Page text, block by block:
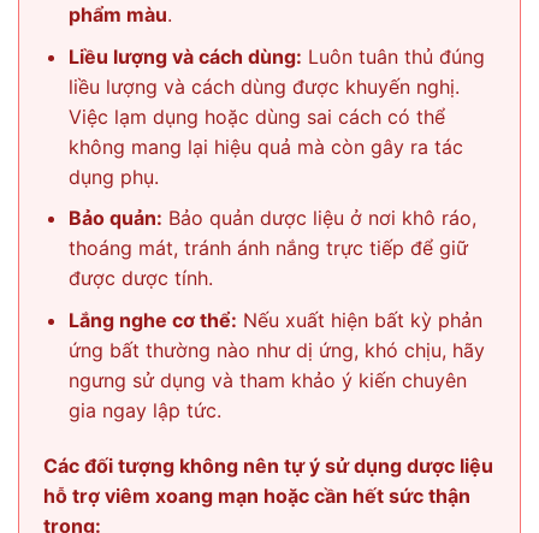
phẩm màu.
Liều lượng và cách dùng: Luôn tuân thủ đúng
liều lượng và cách dùng được khuyến nghị.
Việc lạm dụng hoặc dùng sai cách có thể
không mang lại hiệu quả mà còn gây ra tác
dụng phụ.
Bảo quản: Bảo quản dược liệu ở nơi khô ráo,
thoáng mát, tránh ánh nắng trực tiếp để giữ
được dược tính.
Lắng nghe cơ thể: Nếu xuất hiện bất kỳ phản
ứng bất thường nào như dị ứng, khó chịu, hãy
ngưng sử dụng và tham khảo ý kiến chuyên
gia ngay lập tức.
Các đối tượng không nên tự ý sử dụng dược liệu
hỗ trợ viêm xoang mạn hoặc cần hết sức thận
trọng: